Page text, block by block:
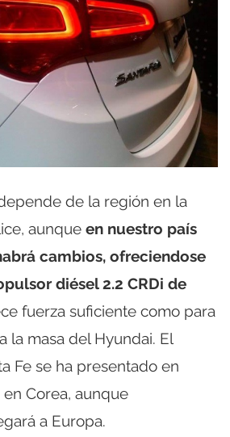
de la región en la
aunque en nuestro país
cambios, ofreciendose
diésel 2.2 CRDi de
fuerza suficiente como para
la masa del Hyundai. El
Fe se ha presentado en
Corea, aunque
a Europa.